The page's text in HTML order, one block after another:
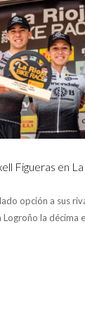
Figueras en
opción a sus
la décima